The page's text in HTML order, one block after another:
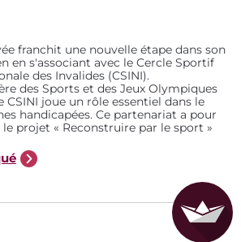
franchit une nouvelle étape dans son
en s'associant avec le Cercle Sportif
des Invalides (CSINI).
des Sports et des Jeux Olympiques
CSINI joue un rôle essentiel dans le
handicapées. Ce partenariat a pour
projet « Reconstruire par le sport »